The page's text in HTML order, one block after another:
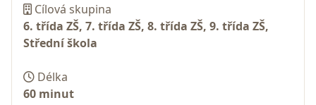
Cílová skupina
6. třída ZŠ, 7. třída ZŠ, 8. třída ZŠ, 9. třída ZŠ,
Střední škola
Délka
60 minut